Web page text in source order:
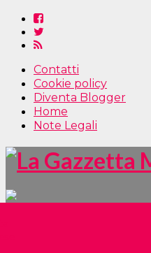
Contatti
Cookie policy
Diventa Blogger
Home
Note Legali